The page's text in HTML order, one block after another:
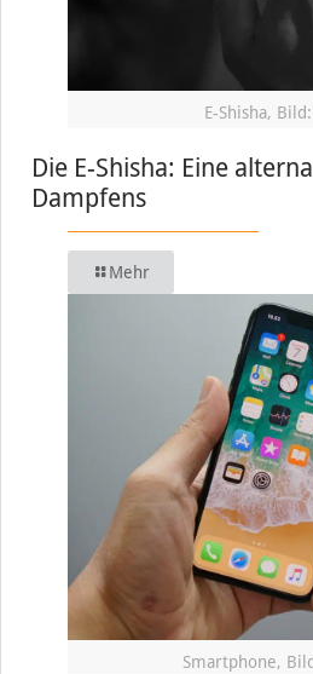
E-Shisha,
Die E-Shisha: Eine
Dampfens
Mehr
Smartphone,